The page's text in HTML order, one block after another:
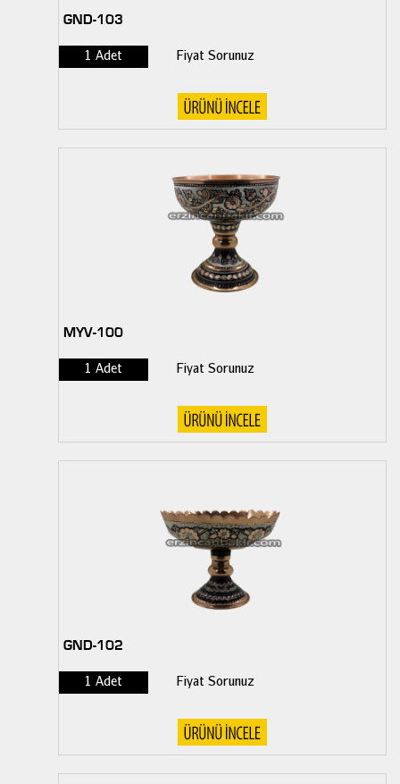
GND-103
1 Adet Fiyat Sorunuz
MYV-100
1 Adet Fiyat Sorunuz
GND-102
1 Adet Fiyat Sorunuz